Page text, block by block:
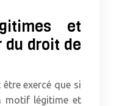
et
droit de
exercé que si
motif légitime et